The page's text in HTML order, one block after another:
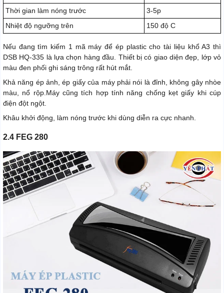
Thời gian làm nóng trước
3-5p
Nhiệt độ ngưỡng trên
150 độ C
Nếu đang tìm kiếm 1 mã máy để ép plastic cho tài liệu khổ A3 thì
DSB HQ-335 là lựa chọn hàng đầu. Thiết bị có giao diện đẹp, lớp vỏ
màu đen phối ghi sáng trông rất hút mắt.
Khả năng ép ảnh, ép giấy của máy phải nói là đỉnh, không gây nhòe
màu, nổ rộp.Máy cũng tích hợp tính năng chống kẹt giấy khi cúp
điện đột ngột.
Khâu khởi động, làm nóng trước khi dùng diễn ra cực nhanh.
2.4 FEG 280